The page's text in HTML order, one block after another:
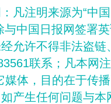
凡注明来源为“中
与中国日报网签署
允许不得非法盗
联系；凡本网
媒体，目的在于传
产生任何问题与